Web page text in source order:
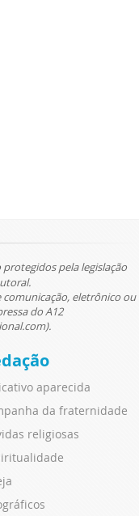
pela legislação
eletrônico ou
do A12
aparecida
da fraternidade
religiosas